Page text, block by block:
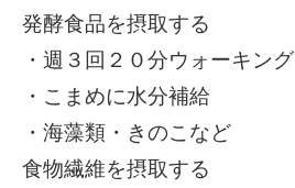
発酵食品を摂取する
・週３回２０分ウォーキング
・こまめに水分補給
・海藻類・きのこなど
食物繊維を摂取する